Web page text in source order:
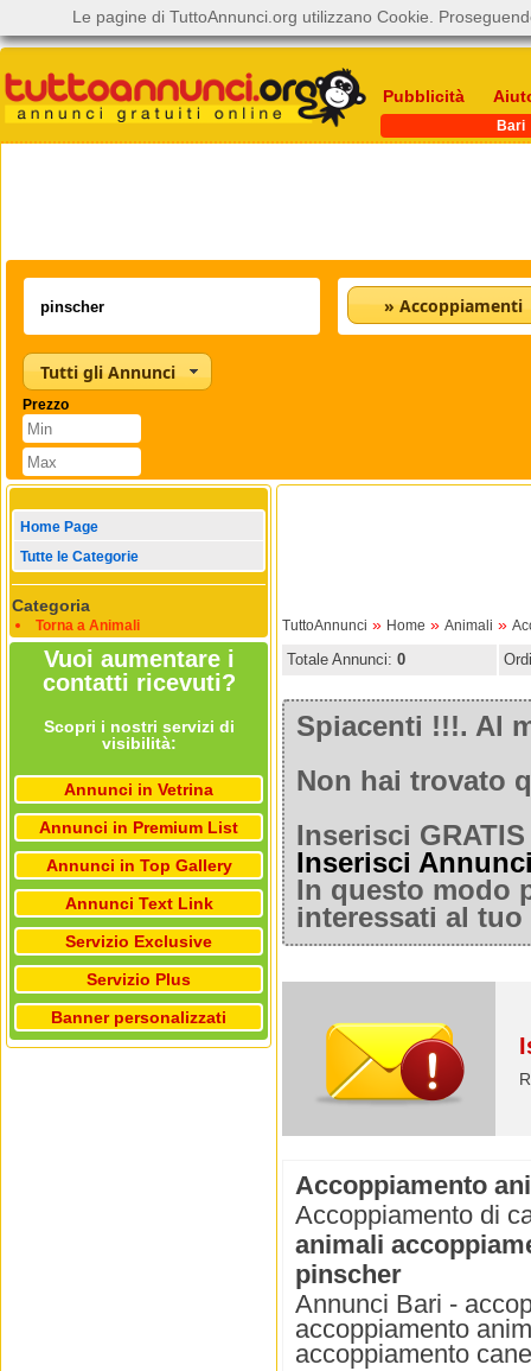
Pubblicità
Bari
» Accoppiamenti
Tutti gli Annunci
Prezzo
Home Page
Tutte le Categorie
Categoria
Torna a Animali
Vuoi aumentare i
contatti ricevuti?
Scopri i nostri servizi di
visibilità:
Annunci in Vetrina
Annunci in Premium List
Annunci in Top Gallery
Annunci Text Link
Servizio Exclusive
Servizio Plus
Banner personalizzati
TuttoAnnunci » Home » Animali »
Totale Annunci: 0
Spiacenti !!!. Al
Non hai trovato
Inserisci
Inserisci
In questo modo
interessati al
Accoppiamento
Accoppiamento di
animali
pinscher
Annunci Bari -
accoppiamento
accoppiamento
Le pagine di TuttoAnnunci.org utilizzano Cookie.